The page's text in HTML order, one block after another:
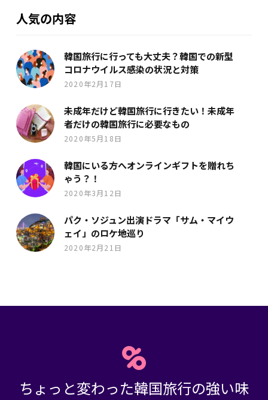
人気の内容
韓国旅行に行っても大丈夫？韓国での新型
コロナウイルス感染の状況と対策
2020年2月17日
未成年だけど韓国旅行に行きたい！未成年
者だけの韓国旅行に必要なもの
2020年5月18日
韓国にいる方へオンラインギフトを贈れち
ゃう？！
2020年3月12日
パク・ソジュン出演ドラマ「サム・マイウ
ェイ」のロケ地巡り
2020年2月21日
ちょっと変わった韓国旅行の強い味